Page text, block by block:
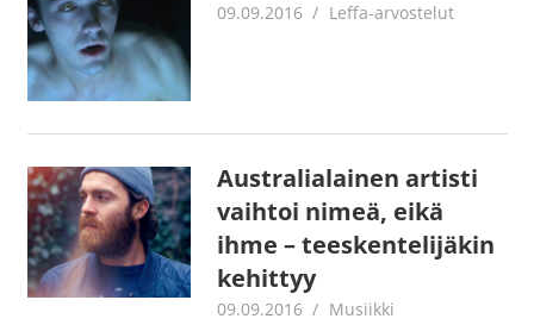
09.09.2016 Juha Kaunisto
Leffa-arvostelut
Australialainen artisti
vaihtoi nimeä, eikä
ihme – teeskentelijäkin
kehittyy
09.09.2016 Juha Kaunisto
Musiikki